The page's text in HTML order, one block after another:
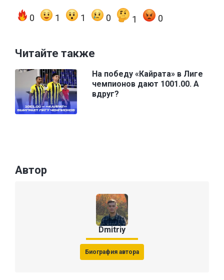
0 1 1 0 1 0
Читайте также
На победу «Кайрата» в Лиге
чемпионов дают 1001.00. А
вдруг?
Автор
Dmitriy
Биография автора